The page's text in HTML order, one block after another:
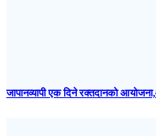
जापानव्यापी एक दिने रक्तदानको